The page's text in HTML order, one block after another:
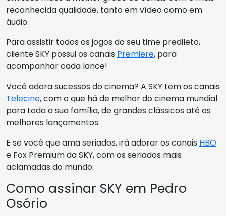
reconhecida qualidade, tanto em vídeo como em
áudio.
Para assistir todos os jogos do seu time predileto,
cliente SKY possui os canais Premiere, para
acompanhar cada lance!
Você adora sucessos do cinema? A SKY tem os canais
Telecine, com o que há de melhor do cinema mundial
para toda a sua família, de grandes clássicos até os
melhores lançamentos.
E se você que ama seriados, irá adorar os canais HBO
e Fox Premium da SKY, com os seriados mais
aclamadas do mundo.
Como assinar SKY em Pedro
Osório